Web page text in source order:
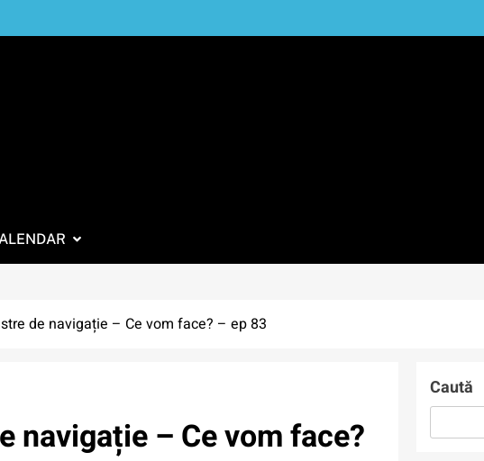
de navigație – Ce vom face? – ep 83
navigație – Ce vom face?
Caută